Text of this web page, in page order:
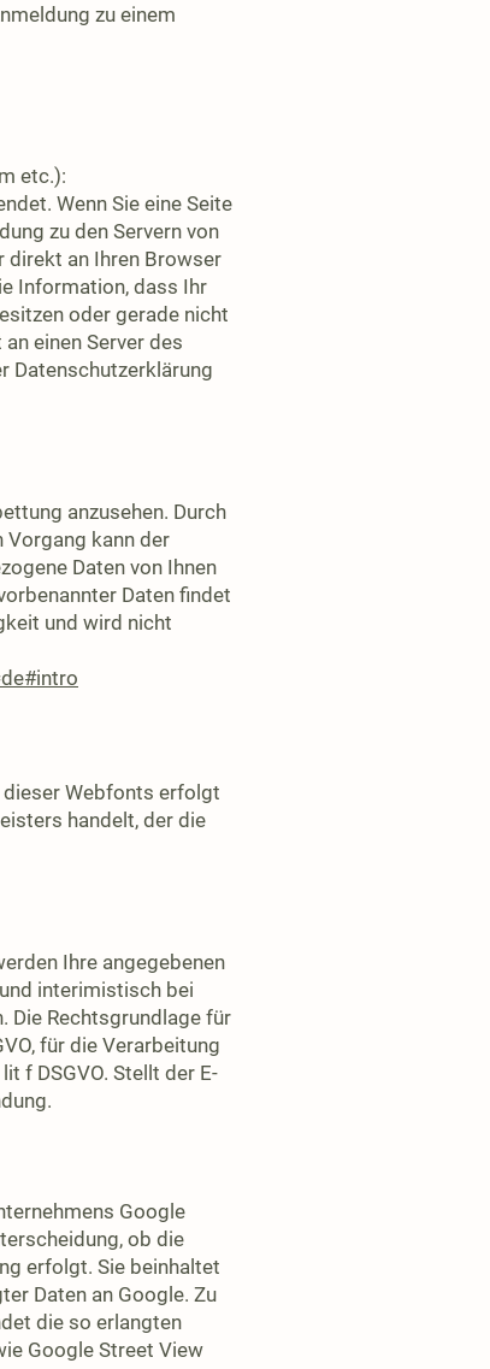
zu einem
etc.):
Wenn Sie eine Seite
zu den Servern von
direkt an Ihren Browser
Information, dass Ihr
oder gerade nicht
einen Server des
Datenschutzerklärung
anzusehen. Durch
Vorgang kann der
Daten von Ihnen
Daten findet
und wird nicht
dieser Webfonts erfolgt
handelt, der die
Ihre angegebenen
interimistisch bei
Die Rechtsgrundlage für
für die Verarbeitung
f DSGVO. Stellt der E-
Google
ob die
erfolgt. Sie beinhaltet
Daten an Google. Zu
die so erlangten
Google Street View